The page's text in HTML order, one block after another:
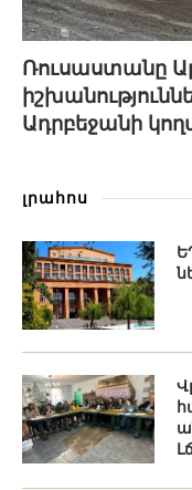
Ռուսաստանը
Ադրբեջանի
լրահոս